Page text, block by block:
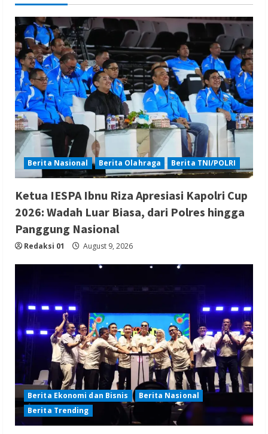
Berita Nasional Berita Olahraga Berita TNI/POLRI
Ketua IESPA Ibnu Riza Apresiasi Kapolri Cup
2026: Wadah Luar Biasa, dari Polres hingga
Panggung Nasional
Redaksi 01 August 9, 2026
Berita Ekonomi dan Bisnis
Berita Nasional
Berita Trending